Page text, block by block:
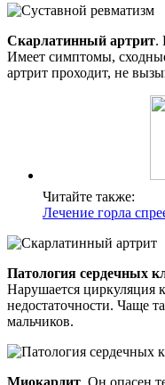
Скарлатинный артрит.
Имеет симптомы,
артрит проходит, не
Читайте также:
Лечение горла
Патология сердечных
Нарушается циркуляция
недостаточности. Чаще
мальчиков.